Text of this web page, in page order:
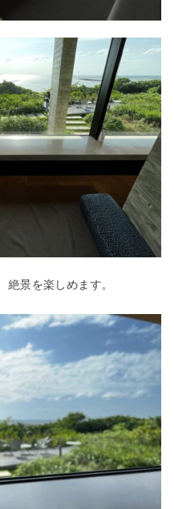
絶景を楽しめます。